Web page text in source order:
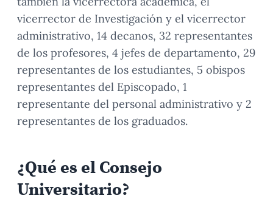
vicerrector de Investigación y el vicerrector
administrativo, 14 decanos, 32 representantes
de los profesores, 4 jefes de departamento, 29
representantes de los estudiantes, 5 obispos
representantes del Episcopado, 1
representante del personal administrativo y 2
representantes de los graduados.
¿Qué es el Consejo
Universitario?